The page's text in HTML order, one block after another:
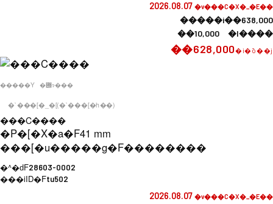
2026.08.07 �v���C�X�_�E��
�����i��638,000
��10,000 �l����
��628,000�i�ō��j
�����Y �݌ɂ���
�`���[�_�[(�`���[�h��)
���C����
�P�[�X�a�F41 mm
���[�u�����g�F��������
�^�ԁF28603-0002
���iID�Ftu502
2026.08.07 �v���C�X�_�E��